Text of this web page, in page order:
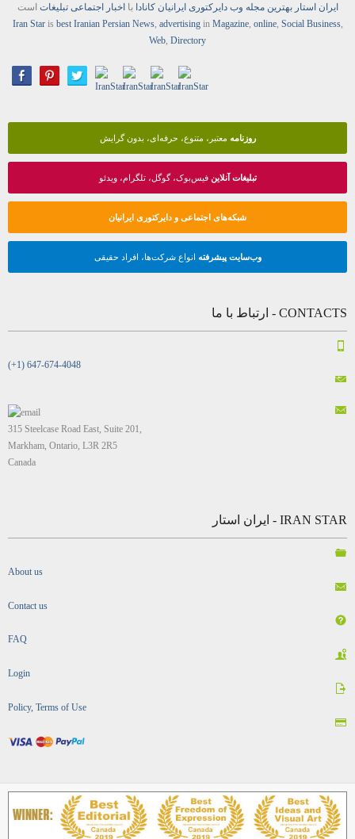
ایران استار بهترین مجله وب دایرکتوری ایرانیان کانادا بااخبار اجتماعی تبلیغات است
Iran Staris best Iranian Persian News, advertisingin Magazine, online, Social Business,
Web Directory
روزنامه معتبر، متنوع، حرفه‌ای، بدون گرایش
تبلیغات آنلاینفیس‌بوک، گوگل، تلگرام، ویدئو
شبکه‌های اجتماعی و دایرکتوری ایرانیان
وب‌سایت پیشرفته انواع شرکت‌ها، افراد حقیقی
CONTACTS - ارتباط با ما
(+1) 647-674-4048
315 Steelcase Road East, Suite 201,
Markham, Ontario, L3R 2R5
Canada
IRAN STAR - ایران استار
About us
Contact us
FAQ
Login
Policy, Terms of Use